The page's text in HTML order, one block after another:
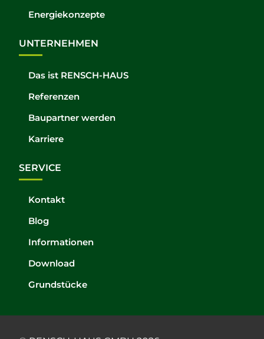
Energiekonzepte
UNTERNEHMEN
Das ist RENSCH-HAUS
Referenzen
Baupartner werden
Karriere
SERVICE
Kontakt
Blog
Informationen
Download
Grundstücke